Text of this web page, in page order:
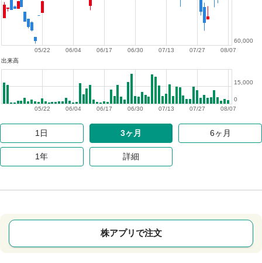
08/07
07/27
07/13
06/30
06/17
06/04
05/22
60,000
出来高
08/07
07/27
07/13
06/30
06/17
06/04
05/22
0
15,000
1日 3ヶ月 6ヶ月
1年 詳細
株アプリで注文